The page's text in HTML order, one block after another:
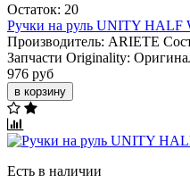
Остаток: 20
Ручки на руль UNITY HALF
Производитель: ARIETE
Запчасти Originality:
976 руб
в корзину
Есть в наличии